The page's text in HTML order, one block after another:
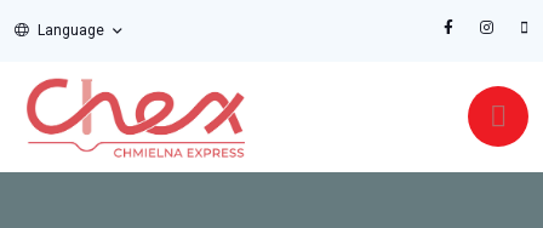
Language